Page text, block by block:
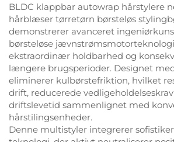
BLDC klappbar autowrap hårstylere
hårblæser tørretørn børsteløs
demonstrerer avanceret
børsteløse
ekstraordinær holdbarhed og
længere brugsperioder. Designet
eliminerer kulbørstefriktion, hvilket
drift, reducerede
driftslevetid sammenlignet med
hårstilingsenheder.
Denne multistyler integrerer